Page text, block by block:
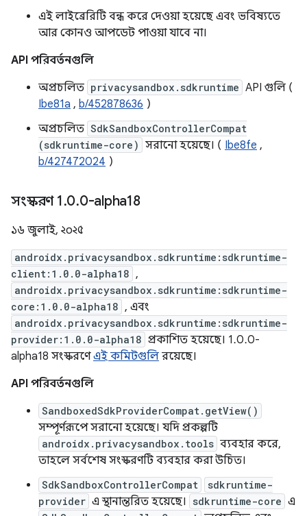
এই লাইব্রেরিটি বন্ধ করে দেওয়া হয়েছে এবং ভবিষ্যতে
আর কোনও আপডেট পাওয়া যাবে না।
API পরিবর্তনগুলি
অপ্রচলিত privacysandbox.sdkruntime API গুলি (
Ibe81a , b/452878636 )
অপ্রচলিত SdkSandboxControllerCompat
(sdkruntime-core) সরানো হয়েছে। ( Ibe8fe ,
b/427472024 )
সংস্করণ 1.0.0-alpha18
১৬ জুলাই, ২০২৫
androidx.privacysandbox.sdkruntime:sdkruntime-
client:1.0.0-alpha18 ,
androidx.privacysandbox.sdkruntime:sdkruntime-
core:1.0.0-alpha18 , এবং
androidx.privacysandbox.sdkruntime:sdkruntime-
provider:1.0.0-alpha18 প্রকাশিত হয়েছে। 1.0.0-
alpha18 সংস্করণেএই কমিটগুলি রয়েছে।
API পরিবর্তনগুলি
SandboxedSdkProviderCompat.getView()
সম্পূর্ণরূপে সরানো হয়েছে। যদি প্রকল্পটি
androidx.privacysandbox.tools ব্যবহার করে,
তাহলে সর্বশেষ সংস্করণটি ব্যবহার করা উচিত।
SdkSandboxControllerCompat
sdkruntime-
provider এ স্থানান্তরিত হয়েছে। sdkruntime-core এ